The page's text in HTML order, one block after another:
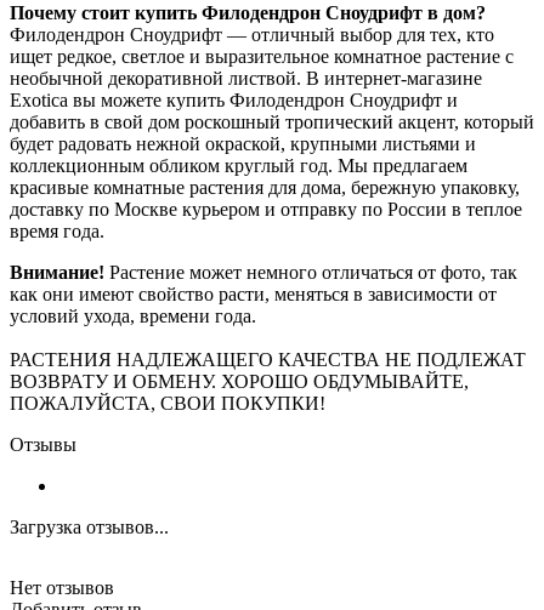
Почему стоит купить Филодендрон Сноудрифт в дом?
Филодендрон Сноудрифт — отличный выбор для тех, кто
ищет редкое, светлое и выразительное комнатное растение с
необычной декоративной листвой. В интернет-магазине
Exotica вы можете купить Филодендрон Сноудрифт и
добавить в свой дом роскошный тропический акцент, который
будет радовать нежной окраской, крупными листьями и
коллекционным обликом круглый год. Мы предлагаем
красивые комнатные растения для дома, бережную упаковку,
доставку по Москве курьером и отправку по России в теплое
время года.
Внимание! Растение может немного отличаться от фото, так
как они имеют свойство расти, меняться в зависимости от
условий ухода, времени года.
РАСТЕНИЯ НАДЛЕЖАЩЕГО КАЧЕСТВА НЕ ПОДЛЕЖАТ
ВОЗВРАТУ И ОБМЕНУ. ХОРОШО ОБДУМЫВАЙТЕ,
ПОЖАЛУЙСТА, СВОИ ПОКУПКИ!
Отзывы
Загрузка отзывов...
Нет отзывов